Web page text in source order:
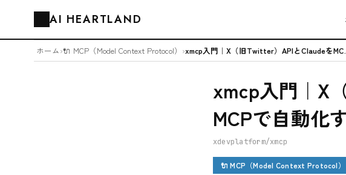
AI HEARTLAND
ホーム›🔌 MCP（Model Context Protocol） › xmcp入門
xmcp入門｜X
MCPで自動化
xdevplatform/xmcp
🔌 MCP（Model Context Protocol）